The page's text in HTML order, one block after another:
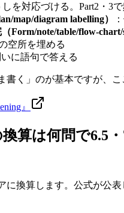
しを対応づける。Part2・3
map/diagram labelling）
Form/note/table/flow-chart/
空所を埋める
いに語句で答える
書く」のが基本ですが、
』
算は何問で6.5
換算します。公式が公表